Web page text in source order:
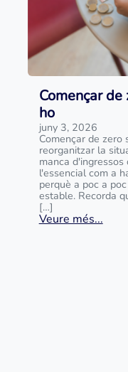
Començar
ho
juny 3, 2026
Començar de zero
reorganitzar la
manca
l'essencial com a
perquè a poc a
estable. Recorda
[…]
Veure més...